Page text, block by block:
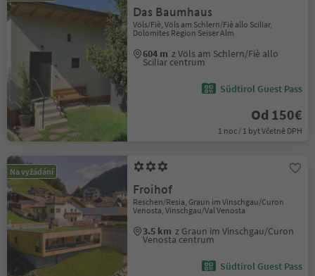
Das Baumhaus
Völs/Fiè, Völs am Schlern/Fiè allo Sciliar,
Dolomites Region Seiser Alm
604 m z Völs am Schlern/Fiè allo
Sciliar centrum
Südtirol Guest Pass
Od 150€
1 noc / 1 byt Včetně DPH
Na vyžádání
Froihof
Reschen/Resia, Graun im Vinschgau/Curon
Venosta, Vinschgau/Val Venosta
3.5 km z Graun im Vinschgau/Curon
Venosta centrum
Südtirol Guest Pass